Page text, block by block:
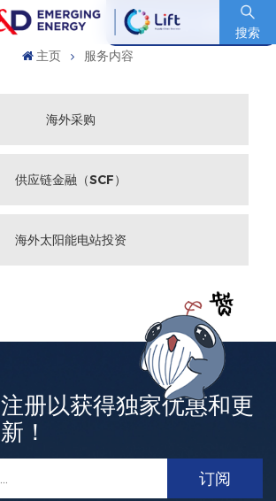
搜索
股票代码 : 600153.SH
主页 服务内容
海外采购
供应链金融（SCF）
海外太阳能电站投资
注册以获得独家优惠和更
新！